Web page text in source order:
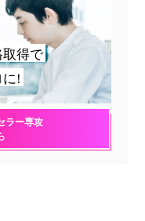
得で
!
ラー専攻